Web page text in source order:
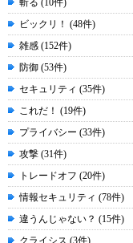
斬る (10件)
ビックリ！ (48件)
雑感 (152件)
防御 (53件)
セキュリティ (35件)
これだ！ (19件)
プライバシー (33件)
攻撃 (31件)
トレードオフ (20件)
情報セキュリティ (78件)
違うんじゃない？ (15件)
クライシス (3件)